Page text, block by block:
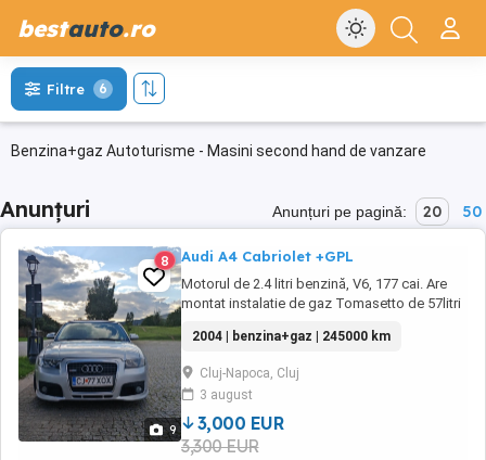
bestauto.ro
Benzina+gaz Autoturisme - Masini second hand de vanzare
Filtre 6
Anunțuri Anunțuri pe pagină: 20 50
9
8 Audi A4 Cabriolet +GPL
Motorul de 2.4 litri benzină, V6, 177 cai. Are
montat instalatie de gaz Tomasetto de 57litri
omologata, trecuta in cartea masinii. Rulaj de
245000 km (in crestere) cu revizii la zi (filtre,
ulei, antigel etc) inclusiv instalatia de gaz. Are
taxele la ...
2004 | benzina+gaz | 245000 km
Cluj-Napoca, Cluj
3 august
3,000 EUR
3,300 EUR